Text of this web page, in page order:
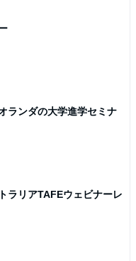
ランダの大学進学セミナ
ラリアTAFEウェビナーレ